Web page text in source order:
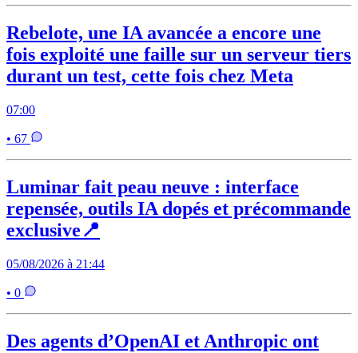
Rebelote, une IA avancée a encore une
fois exploité une faille sur un serveur tiers
durant un test, cette fois chez Meta
07:00
• 67
Luminar fait peau neuve : interface
repensée, outils IA dopés et précommande
exclusive📍
05/08/2026 à 21:44
• 0
Des agents d’OpenAI et Anthropic ont